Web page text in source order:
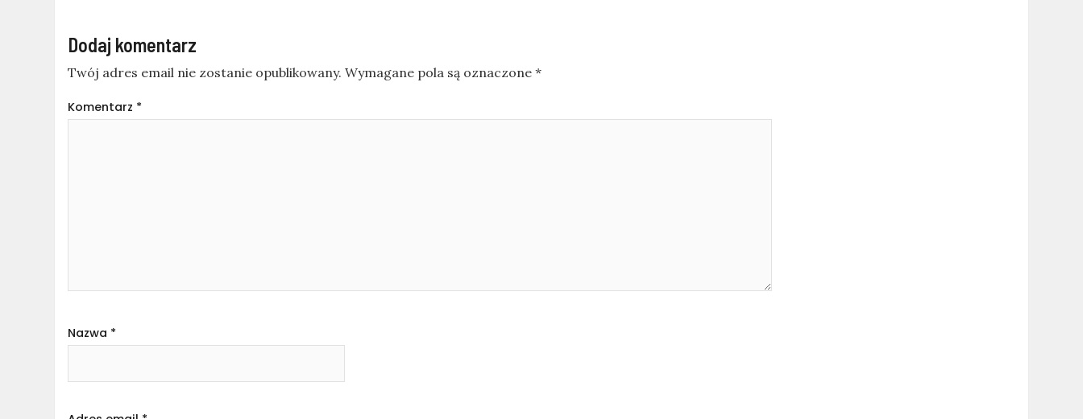
Dodaj komentarz
Twój adres email nie zostanie opublikowany. Wymagane pola są oznaczone*
Komentarz *
Nazwa *